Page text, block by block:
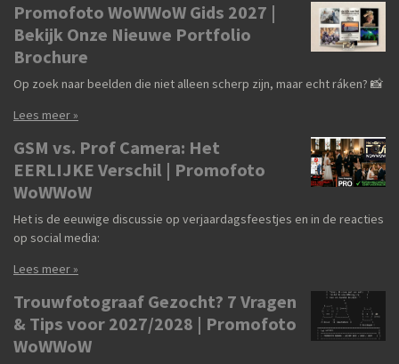
Promofoto WoWWoW Gids 2027 |
Bekijk Onze Nieuwe Portfolio
Brochure
Op zoek naar beelden die niet alleen scherp zijn, maar echt ráken? 📸
Lees meer »
GSM vs. Prof Camera: Het
EERLIJKE Verschil | Promofoto
WoWWoW
Het is de eeuwige discussie op verjaardagsfeestjes en in de reacties
op social media:
Lees meer »
Trouwfotograaf Gezocht? 7 Vragen
& Tips voor 2027/2028 | Promofoto
WoWWoW